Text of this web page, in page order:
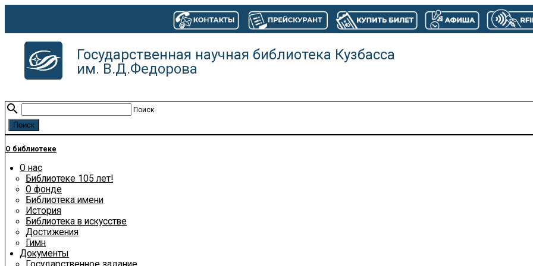
Государственная научная библиотека Кузбасса
им. В.Д.Федорова
search Поиск
О библиотеке
О нас
Библиотеке 105 лет!
О фонде
Библиотека имени
История
Библиотека в искусстве
Достижения
Гимн
Документы